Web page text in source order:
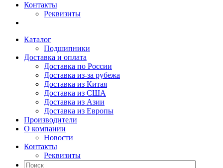
Контакты
Реквизиты
Каталог
Подшипники
Доставка и оплата
Доставка по России
Доставка из-за рубежа
Доставка из Китая
Доставка из США
Доставка из Азии
Доставка из Европы
Производители
О компании
Новости
Контакты
Реквизиты